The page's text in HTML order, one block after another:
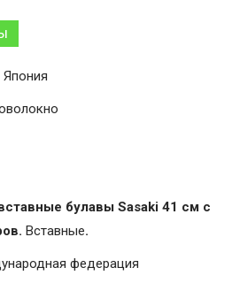
булавы Sasaki 41 см с
Вставные.
федерация